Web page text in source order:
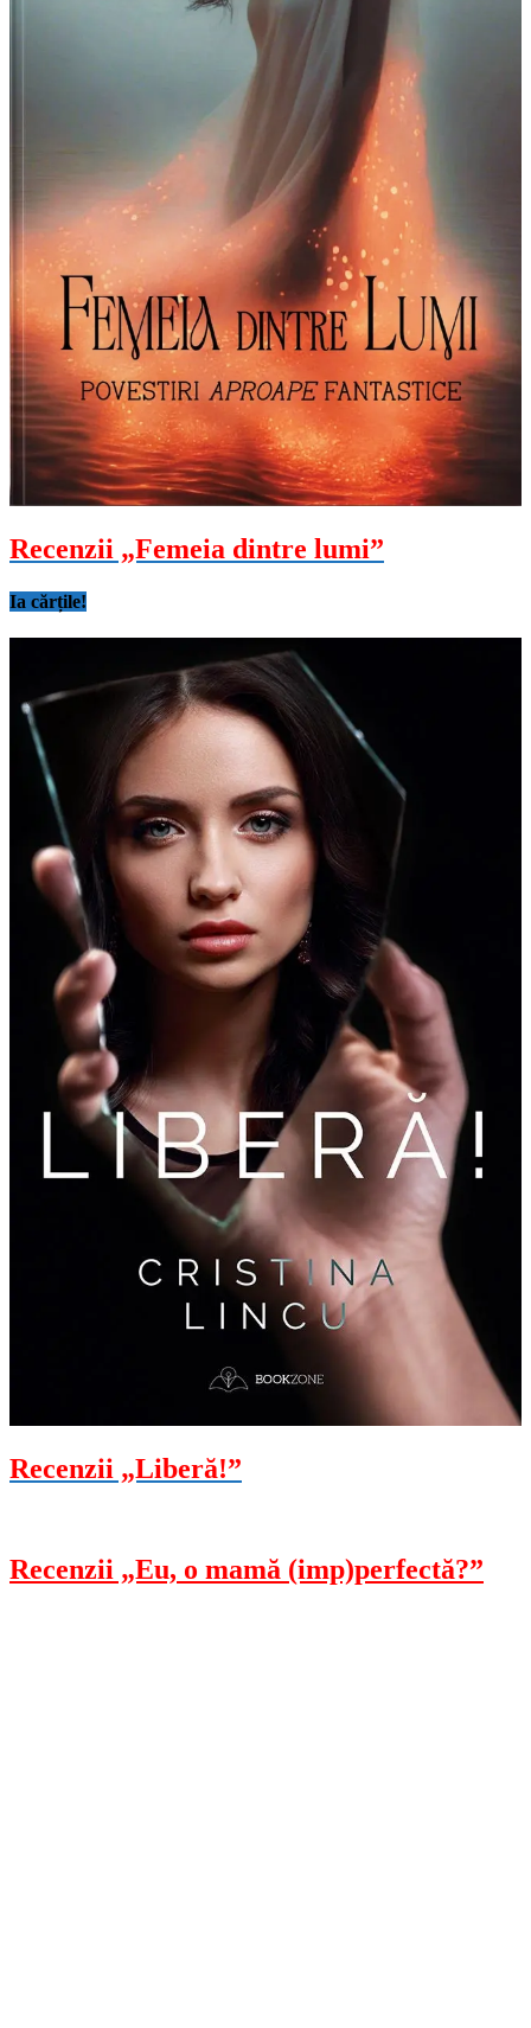
Recenzii „Femeia dintre lumi”
Ia cărțile!
Recenzii „Liberă!”
Recenzii „Eu, o mamă (imp)perfectă?”